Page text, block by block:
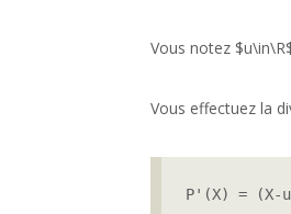
Vous notez
Vous effectuez la
P'(X) = (X-